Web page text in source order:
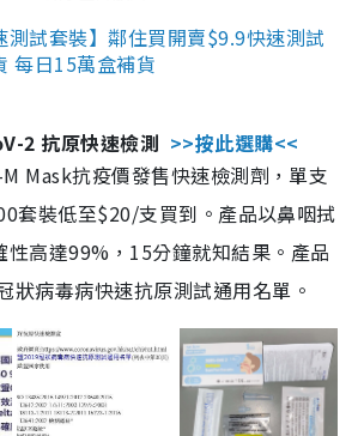
測試套裝】鄰住買開賣$9.9快速測試
每日15萬盒補貨
2 抗原快速檢測 >>按此選購<<
Mask抗疫價發售快速檢測劑，單支
套裝低至$20/支買到。產品以鼻咽拭
性高達99%，15分鐘就知結果。產品
狀病毒病快速抗原測試通用名單。